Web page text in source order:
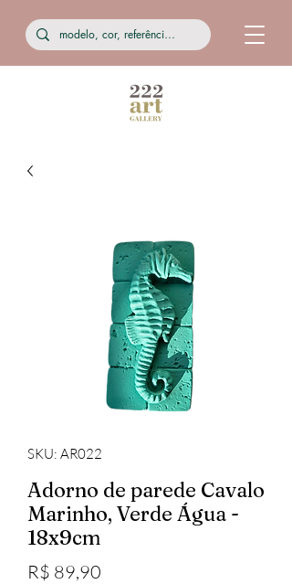
SKU: AR022
Adorno de parede Cavalo
Marinho, Verde Água -
18x9cm
R$ 89,90